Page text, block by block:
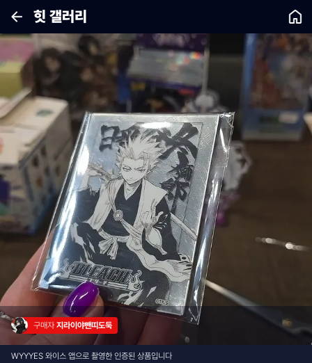
힛 갤러리
구매자 지라이야뺀띠도둑
WYYYES 와이스 앱으로 촬영한 인증된 상품입니다